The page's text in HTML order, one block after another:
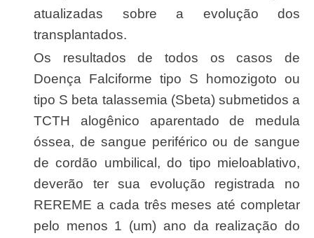
atualizadas sobre a evolução dos
transplantados.
Os resultados de todos os casos de
Doença Falciforme tipo S homozigoto ou
tipo S beta talassemia (Sbeta) submetidos a
TCTH alogênico aparentado de medula
óssea, de sangue periférico ou de sangue
de cordão umbilical, do tipo mieloablativo,
deverão ter sua evolução registrada no
REREME a cada três meses até completar
pelo menos 1 (um) ano da realização do